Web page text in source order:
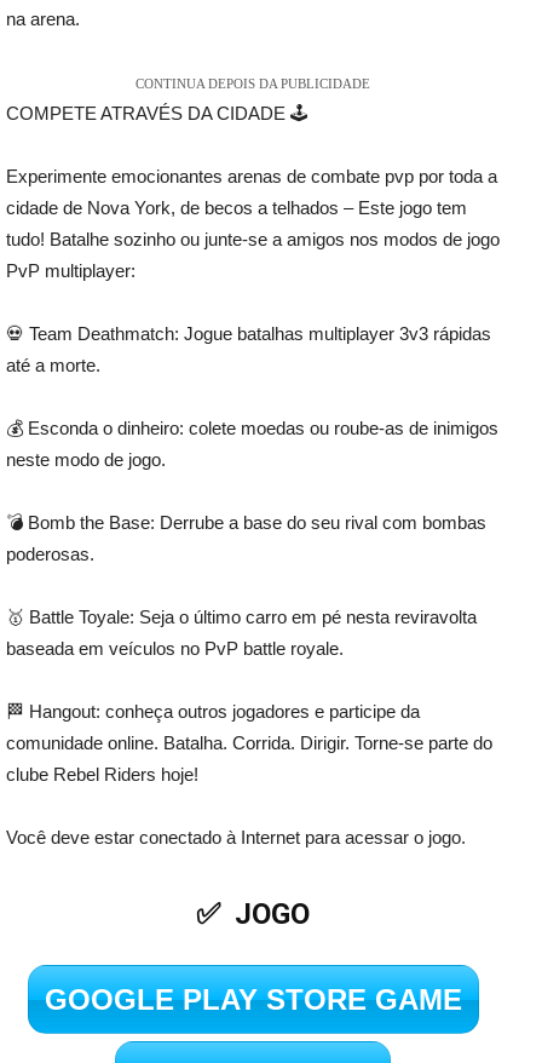
na arena.
CONTINUA DEPOIS DA PUBLICIDADE
COMPETE ATRAVÉS DA CIDADE 🕹️
Experimente emocionantes arenas de combate pvp por toda a
cidade de Nova York, de becos a telhados – Este jogo tem
tudo! Batalhe sozinho ou junte-se a amigos nos modos de jogo
PvP multiplayer:
💀 Team Deathmatch: Jogue batalhas multiplayer 3v3 rápidas
até a morte.
💰 Esconda o dinheiro: colete moedas ou roube-as de inimigos
neste modo de jogo.
💣 Bomb the Base: Derrube a base do seu rival com bombas
poderosas.
🥇 Battle Toyale: Seja o último carro em pé nesta reviravolta
baseada em veículos no PvP battle royale.
🏁 Hangout: conheça outros jogadores e participe da
comunidade online. Batalha. Corrida. Dirigir. Torne-se parte do
clube Rebel Riders hoje!
Você deve estar conectado à Internet para acessar o jogo.
✅  JOGO
GOOGLE PLAY STORE GAME